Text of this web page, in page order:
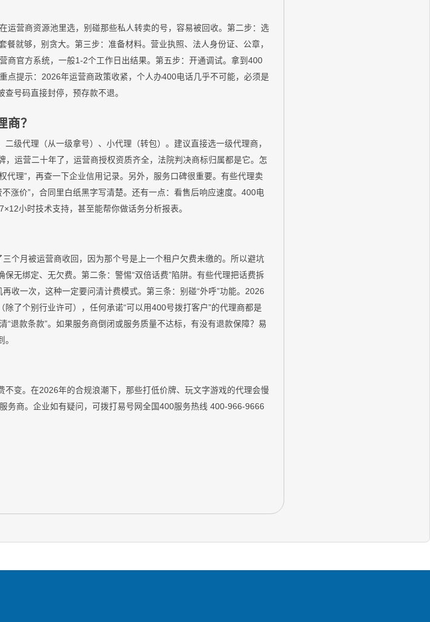
运营商资源池里选，别碰那些私人转卖的号，容易被回收。第二步：选
就够，别贪大。第三步：准备材料。营业执照、法人身份证、公章，
商官方系统，一般1-2个工作日出结果。第五步：开通调试。拿到400
点提示：2026年运营商政策收紧，个人办400电话几乎不可能，必须是
号码直接封停，预存款不退。
？
级代理（从一级拿号）、小代理（转包）。建议直接选一级代理商，
运营二十年了，运营商授权资质齐全，法院判决商标归属都是它。怎
代理”，再查一下企业信用记录。另外，服务口碑很重要。有些代理卖
涨价”，合同里白纸黑字写清楚。还有一点：看售后响应速度。400电
小时技术支持，甚至能帮你做话务分析报表。
个月被运营商收回，因为那个号是上一个租户欠费未缴的。所以避坑
无绑定、无欠费。第二条：警惕“双倍话费”陷阱。有些代理把话费拆
收一次，这种一定要问清计费模式。第三条：别碰“外呼”功能。2026
了个别行业许可），任何承诺“可以用400号拨打客户”的代理商都是
退款条款”。如果服务商倒闭或服务质量不达标，有没有退款保障？易
。
变。在2026年的合规浪潮下，那些打低价牌、玩文字游戏的代理会慢
务商。企业如有疑问，可拨打易号网全国400服务热线 400-966-9666